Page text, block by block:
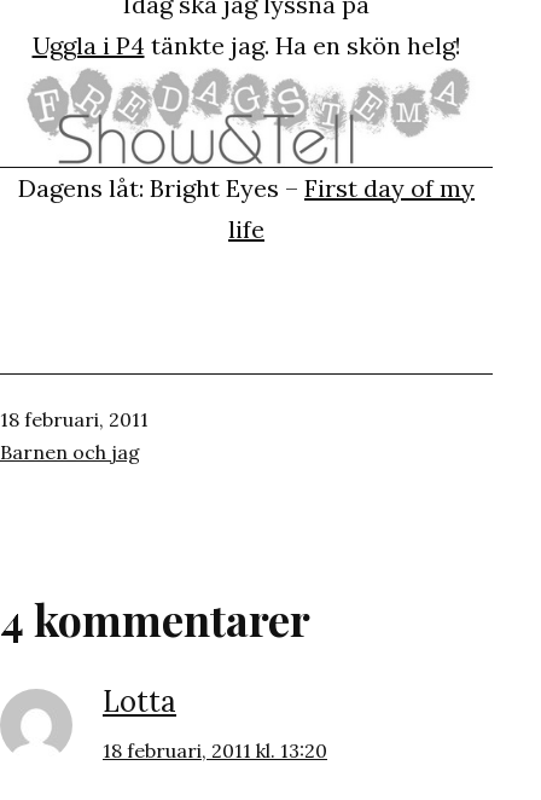
Uggla i P4 tänkte jag. Ha en skön helg!
Dagens låt: Bright Eyes – First day of my
life
Publicerat
den
18 februari, 2011
Kategoriserat
Barnen och jag
4 kommentarer
Lotta
18 februari, 2011 kl. 13:20